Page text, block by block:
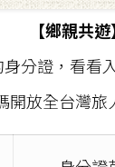
【鄉親共遊】
分證，看看
開放全台灣旅